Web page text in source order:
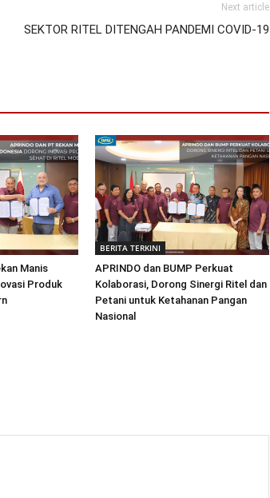
Next article
SEKTOR RITEL DITENGAH PANDEMI COVID-19
Manis
Produk
BERITA TERKINI
APRINDO dan BUMP Perkuat
Kolaborasi, Dorong Sinergi Ritel dan
Petani untuk Ketahanan Pangan
Nasional